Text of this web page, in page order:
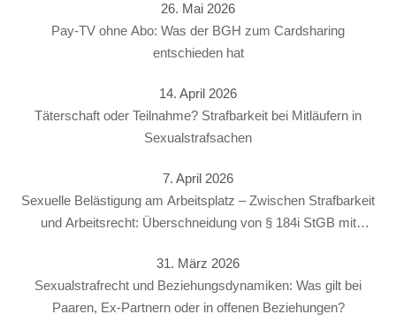
26. Mai 2026
Pay-TV ohne Abo: Was der BGH zum Cardsharing
entschieden hat
14. April 2026
Täterschaft oder Teilnahme? Strafbarkeit bei Mitläufern in
Sexualstrafsachen
7. April 2026
Sexuelle Belästigung am Arbeitsplatz – Zwischen Strafbarkeit
und Arbeitsrecht: Überschneidung von § 184i StGB mit
31. März 2026
Sexualstrafrecht und Beziehungsdynamiken: Was gilt bei
Paaren, Ex-Partnern oder in offenen Beziehungen?